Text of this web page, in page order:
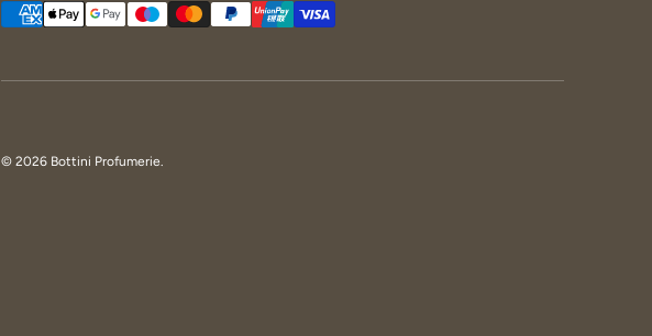
Metodi di pagamento accettati
© 2026 Bottini Profumerie